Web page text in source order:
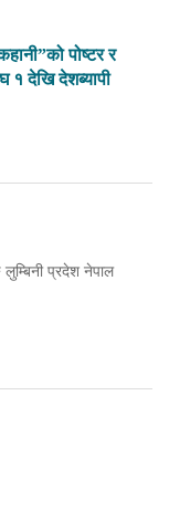
पोष्टर र
१ देखि देशब्यापी
लुम्बिनी प्रदेश नेपाल